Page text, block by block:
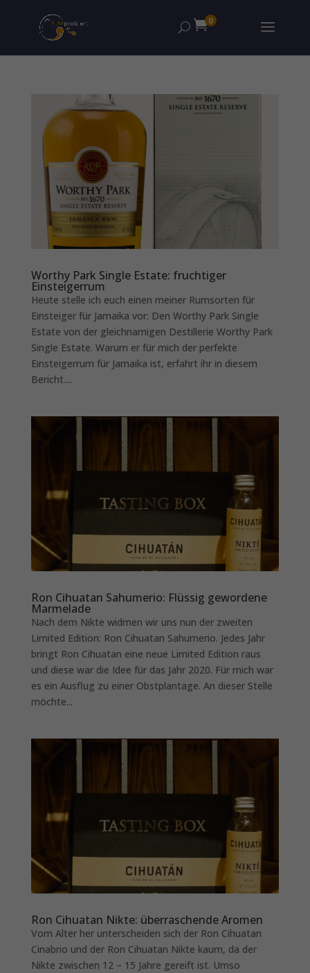
0
Worthy Park Single Estate: fruchtiger
Einsteigerrum
Heute stelle ich euch einen meiner Rumsorten für
Einsteiger für Jamaika vor: Den Worthy Park Single
Estate von der gleichnamigen Destillerie Worthy Park
Single Estate. Warum er für mich der perfekte
Einsteigerrum für Jamaika ist, erfahrt ihr in diesem
Bericht....
Ron Cihuatan Sahumerio: Flüssig gewordene
Marmelade
Nach dem Nikte widmen wir uns nun der zweiten
Limited Edition: Ron Cihuatan Sahumerio. Jedes Jahr
bringt Ron Cihuatan eine neue Limited Edition raus
und diese war die Idee für das Jahr 2020. Für mich war
es ein Ausflug zu einer Obstplantage. An dieser Stelle
möchte...
Ron Cihuatan Nikte: überraschende Aromen
Vom Alter her unterscheiden sich der Ron Cihuatan
Cinabrio und der Ron Cihuatan Nikte kaum, da der
Nikte zwischen 12 – 15 Jahre gereift ist. Umso